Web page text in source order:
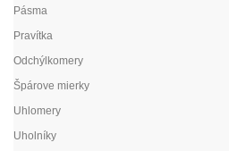
Pásma
Pravítka
Odchýlkomery
Špárove mierky
Uhlomery
Uholníky